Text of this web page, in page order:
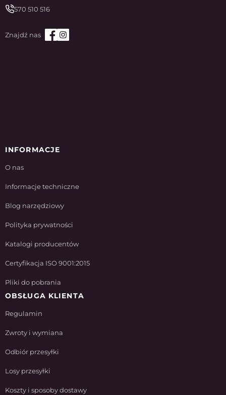
570 510 516
INFORMACJE
O nas
Informacje techniczne
Blog narzędziowy
Polityka prywatności
Katalogi producentów
Certyfikacja ISO 9001:2015
Pliki do pobrania
OBSŁUGA KLIENTA
Regulamin
Zwroty i wymiana
Odbiór przesyłki
Losy przesyłki
Koszty i sposoby dostawy